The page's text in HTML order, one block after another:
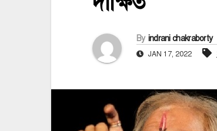
By indrani chakraborty
JAN 17, 2022